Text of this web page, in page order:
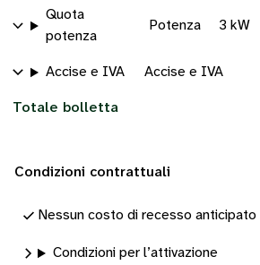
Quota
potenza
Potenza 3 kW
Accise e IVA Accise e IVA
Totale bolletta
Condizioni contrattuali
Nessun costo di recesso anticipato
Condizioni per l’attivazione